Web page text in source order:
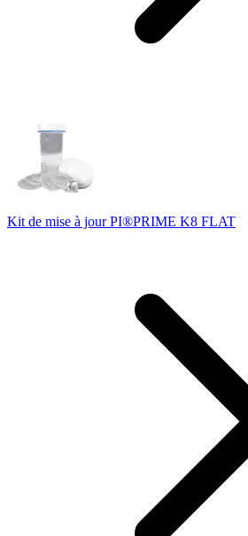
Kit de mise à jour PI®PRIME K8 FLAT